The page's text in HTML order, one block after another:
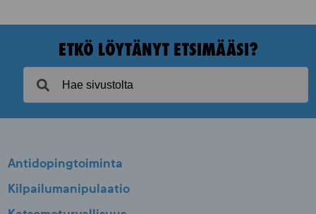
ETKÖ LÖYTÄNYT ETSIMÄÄSI?
Antidopingtoiminta
Kilpailumanipulaatio